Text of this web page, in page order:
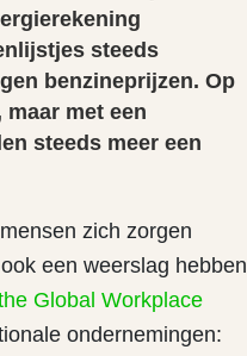
steeds
benzineprijzen. Op
met een
steeds meer een
zich zorgen
een weerslag hebben
Global Workplace
ondernemingen: